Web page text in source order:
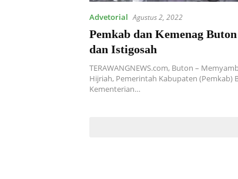
Advetorial Agustus 2, 2022
Pemkab dan Kemenag
dan Istigosah
TERAWANGNEWS.com, Buton –
Hijriah, Pemerintah Kabupaten (Pemkab)
Kementerian…